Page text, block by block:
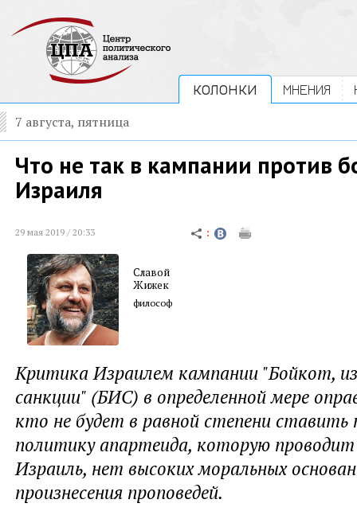
КОЛОНКИ МНЕНИЯ
7 августа, пятница
Что не так в кампании против
Израиля
29 мая 2019 / 20:33
Славой
Жижек
философ
Критика Израилем кампании "Бойкот,
санкции" (БИС) в определенной мере
кто не будет в равной степени ставить
политику апартеида, которую проводит
Израиль, нет высоких моральных
произнесения проповедей.